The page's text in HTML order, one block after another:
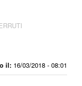
il: 16/03/2018 - 08:01